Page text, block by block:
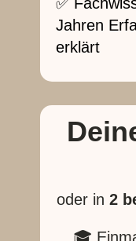
Jahren
erklärt
oder in 2
🎓